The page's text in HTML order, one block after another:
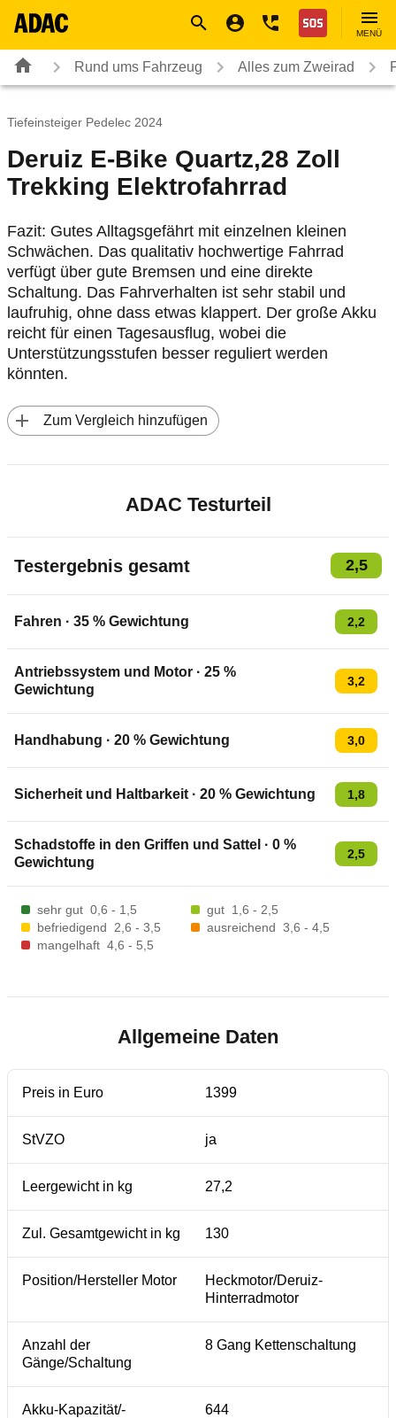
Nothilfe
MENÜ
Rund ums Fahrzeug Alles zum Zweirad
Tiefeinsteiger Pedelec 2024
Deruiz E-Bike Quartz,28 Zoll
Trekking Elektrofahrrad
Zum Vergleich hinzufügen
Fazit: Gutes Alltagsgefährt mit einzelnen kleinen
Schwächen. Das qualitativ hochwertige Fahrrad
verfügt über gute Bremsen und eine direkte
Schaltung. Das Fahrverhalten ist sehr stabil und
laufruhig, ohne dass etwas klappert. Der große Akku
reicht für einen Tagesausflug, wobei die
Unterstützungsstufen besser reguliert werden
könnten.
ADAC Testurteil
Testergebnis gesamt 2,5
Fahren · 35 % Gewichtung 2,2
Antriebssystem und Motor · 25 %
Gewichtung
3,2
Handhabung · 20 % Gewichtung 3,0
Sicherheit und Haltbarkeit · 20 % Gewichtung 1,8
Schadstoffe in den Griffen und Sattel · 0 %
Gewichtung
2,5
sehr gut 0,6 - 1,5 gut 1,6 - 2,5
befriedigend
2,6 - 3,5 ausreichend 3,6 - 4,5
mangelhaft 4,6 - 5,5
Allgemeine Daten
Preis in Euro 1399
StVZO ja
Leergewicht in kg 27,2
Zul. Gesamtgewicht in kg 130
Position/Hersteller Motor
Heckmotor/Deruiz-
Hinterradmotor
Anzahl der
Gänge/Schaltung
8 Gang Kettenschaltung
Akku-Kapazität/-
644